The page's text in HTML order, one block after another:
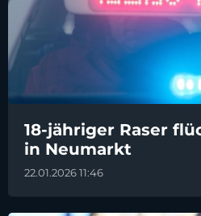
18-jähriger Raser
in Neumarkt
22.01.2026 11:46